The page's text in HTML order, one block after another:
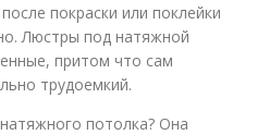
покраски или поклейки
Люстры под натяжной
притом что сам
трудоемкий.
потолка? Она